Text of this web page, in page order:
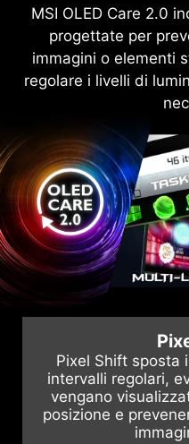
MSI OLED Care 2.0
progettate per
immagini o elementi
regolare i livelli di
Pixel Shift sposta
intervalli regolari,
vengano
posizione e
MSI riconosce
completo,
l’esperienza di
Offriamo una
OLED,
includendo
burn-in
I pannelli QD-
grafene per una
di dissipatori
funzionamento
dissipazione del
prolungando la